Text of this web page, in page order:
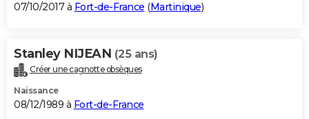
07/10/2017 à Fort-de-France (Martinique)
Stanley NIJEAN (25 ans)
Créer une cagnotte obsèques
Naissance
08/12/1989 à Fort-de-France